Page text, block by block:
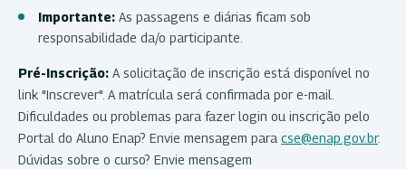
Importante: As passagens e diárias ficam sob
responsabilidade da/o participante.
Pré-Inscrição: A solicitação de inscrição está disponível no
link "Inscrever". A matrícula será confirmada por e-mail.
Dificuldades ou problemas para fazer login ou inscrição pelo
Portal do Aluno Enap? Envie mensagem para cse@enap.gov.br.
Dúvidas sobre o curso? Envie mensagem